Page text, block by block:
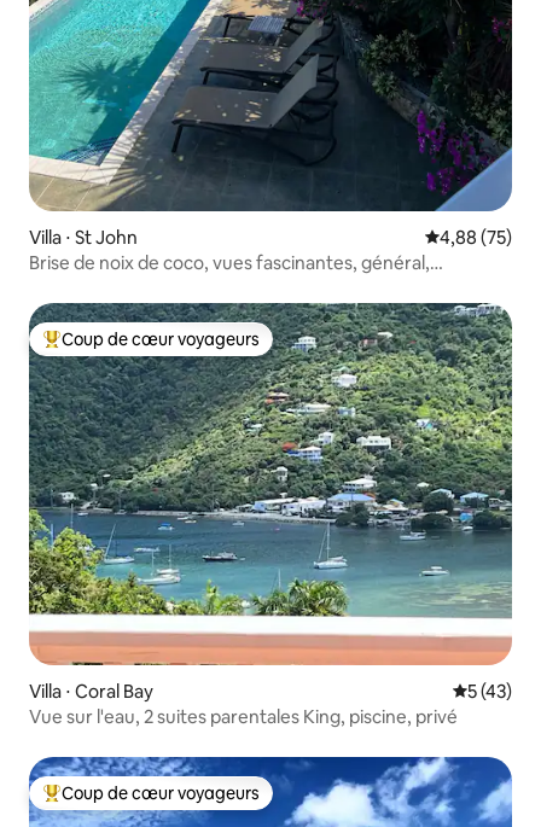
Villa ⋅ St John Évaluation
4,88 (75)
Brise de noix de coco, vues fascinantes, général,
Coups de cœur voyageurs les plus appréciés
Coup de cœur voyageurs
Villa ⋅ Coral Bay
5 (43)
Vue sur l'eau, 2 suites parentales King, piscine, privé
Coups de cœur voyageurs les plus appréciés
Coup de cœur voyageurs